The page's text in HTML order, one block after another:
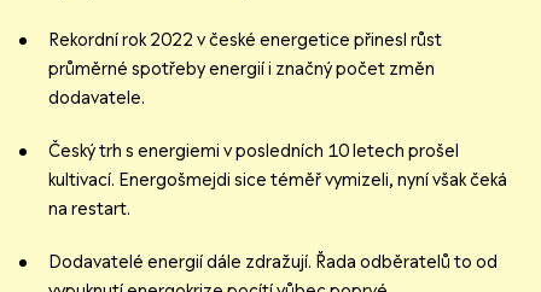
Rekordní rok 2022 v české energetice přinesl růst
průměrné spotřeby energií i značný počet změn
dodavatele.
Český trh s energiemi v posledních 10 letech prošel
kultivací. Energošmejdi sice téměř vymizeli, nyní však čeká
na restart.
Dodavatelé energií dále zdražují. Řada odběratelů to od